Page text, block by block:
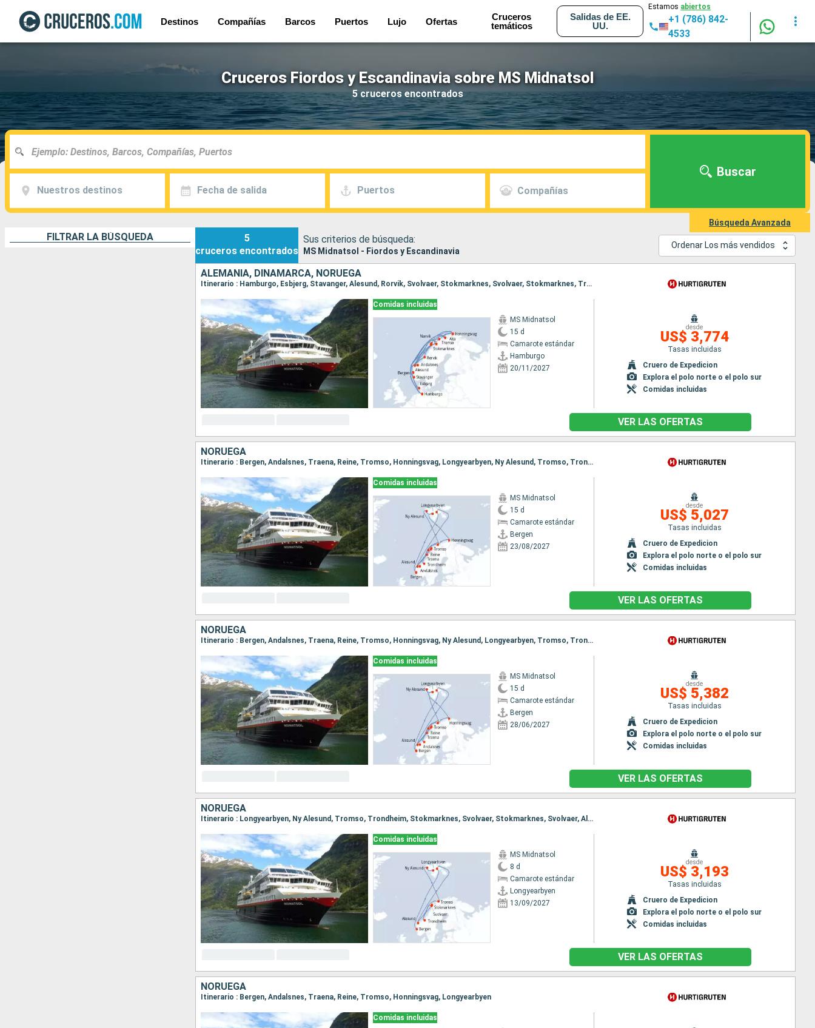
Destinos Compañías Barcos Puertos Lujo Ofertas
Cruceros
temáticos
Salidas de EE.
UU.
Estamos abiertos
+1 (786) 842-
4533
Cruceros Fiordos y Escandinavia sobre MS Midnatsol
5 cruceros encontrados
Nuestros destinos Fecha de salida Puertos Compañías
Buscar
Búsqueda Avanzada
FILTRAR LA BÚSQUEDA
5
cruceros encontrados
Sus criterios de búsqueda:
MS Midnatsol - Fiordos y Escandinavia
Ordenar Los más vendidos
ALEMANIA, DINAMARCA, NORUEGA
Itinerario : Hamburgo, Esbjerg, Stavanger, Alesund, Rorvik, Svolvaer, Stokmarknes, Svolvaer, Stokmarknes, Tromso, Stokmarknes, Tromso, Honningsvag, Tromso, Honningsvag, Alta, Honningsvag, Alta, Narvik, Alta, Narvik, Andalsnes, Bergen, Andalsnes, Bergen, Hamburgo
Comidas incluidas
MS Midnatsol
15 d
Camarote estándar
Hamburgo
20/11/2027
desde
US$ 3,774
Tasas incluidas
Cruero de Expedicion
Explora el polo norte o el polo sur
Comidas incluidas
VER LAS OFERTAS
NORUEGA
Itinerario : Bergen, Andalsnes, Traena, Reine, Tromso, Honningsvag, Longyearbyen, Ny Alesund, Tromso, Trondheim, Stokmarknes, Svolvaer, Stokmarknes, Svolvaer, Alesund, Spitzberg, Bergen, Alesund, Spitzberg, Bergen
Comidas incluidas
MS Midnatsol
15 d
Camarote estándar
Bergen
23/08/2027
desde
US$ 5,027
Tasas incluidas
Cruero de Expedicion
Explora el polo norte o el polo sur
Comidas incluidas
VER LAS OFERTAS
NORUEGA
Itinerario : Bergen, Andalsnes, Traena, Reine, Tromso, Honningsvag, Ny Alesund, Longyearbyen, Tromso, Trondheim, Stokmarknes, Svolvaer, Stokmarknes, Svolvaer, Alesund, Spitzberg, Bergen, Alesund, Spitzberg, Bergen
Comidas incluidas
MS Midnatsol
15 d
Camarote estándar
Bergen
28/06/2027
desde
US$ 5,382
Tasas incluidas
Cruero de Expedicion
Explora el polo norte o el polo sur
Comidas incluidas
VER LAS OFERTAS
NORUEGA
Itinerario : Longyearbyen, Ny Alesund, Tromso, Trondheim, Stokmarknes, Svolvaer, Stokmarknes, Svolvaer, Alesund, Spitzberg, Bergen, Alesund, Spitzberg, Bergen
Comidas incluidas
MS Midnatsol
8 d
Camarote estándar
Longyearbyen
13/09/2027
desde
US$ 3,193
Tasas incluidas
Cruero de Expedicion
Explora el polo norte o el polo sur
Comidas incluidas
VER LAS OFERTAS
NORUEGA
Itinerario : Bergen, Andalsnes, Traena, Reine, Tromso, Honningsvag, Longyearbyen
Comidas incluidas